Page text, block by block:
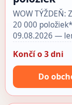
WOW TÝŽDEŇ:
20 000
09.08.2026 —
Končí o 3 dni
Do